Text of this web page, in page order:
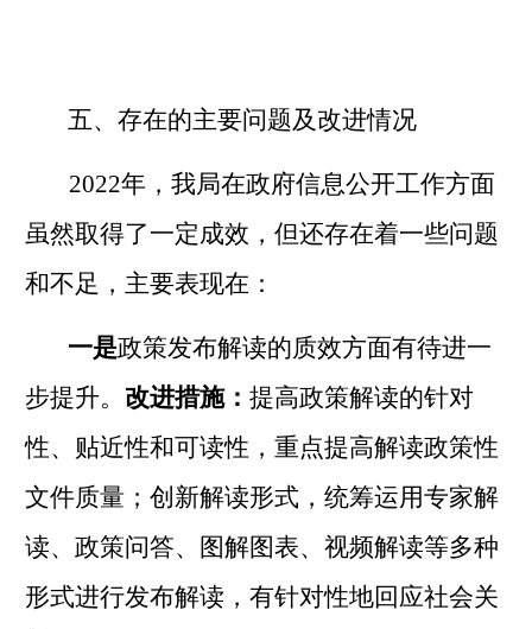
五、存在的主要问题及改进情况
2022年，我局在政府信息公开工作方面
虽然取得了一定成效，但还存在着一些问题
和不足，主要表现在：
一是政策发布解读的质效方面有待进一
步提升。 改进措施： 提高政策解读的针对
性、贴近性和可读性，重点提高解读政策性
文件质量；创新解读形式，统筹运用专家解
读、政策问答、图解图表、视频解读等多种
形式进行发布解读，有针对性地回应社会关